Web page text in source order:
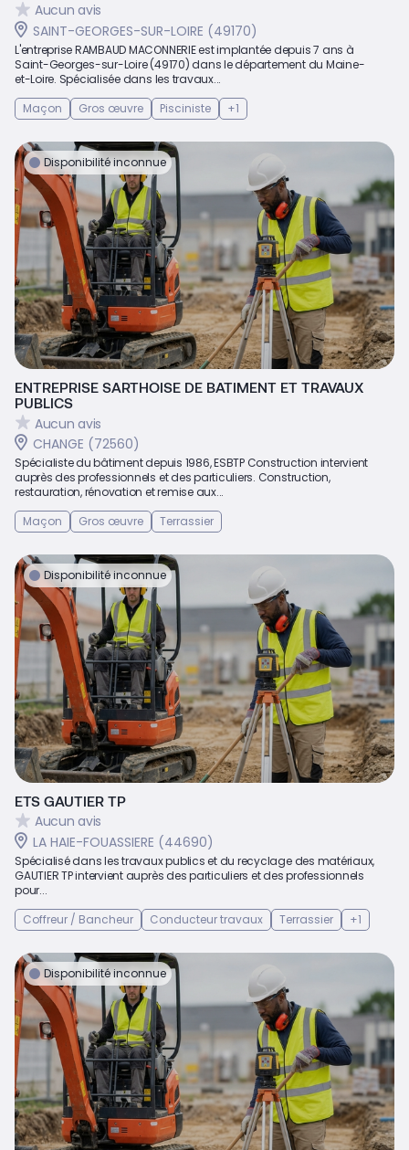
Aucun avis
SAINT-GEORGES-SUR-LOIRE (49170)
L'entreprise RAMBAUD MACONNERIE est implantée depuis 7 ans à
Saint-Georges-sur-Loire (49170) dans le département du Maine-
et-Loire. Spécialisée dans les travaux...
Maçon
Gros œuvre Pisciniste +1
Disponibilité inconnue
ENTREPRISE SARTHOISE DE BATIMENT ET TRAVAUX
PUBLICS
Aucun avis
CHANGE (72560)
Spécialiste du bâtiment depuis 1986, ESBTP Construction intervient
auprès des professionnels et des particuliers. Construction,
restauration, rénovation et remise aux...
Maçon
Gros œuvre Terrassier
Disponibilité inconnue
ETS GAUTIER TP
Aucun avis
LA HAIE-FOUASSIERE (44690)
Spécialisé dans les travaux publics et du recyclage des matériaux,
GAUTIER TP intervient auprès des particuliers et des professionnels
pour...
Coffreur / Bancheur
Conducteur travaux Terrassier +1
Disponibilité inconnue